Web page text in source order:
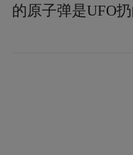
的原子弹是UFO扔